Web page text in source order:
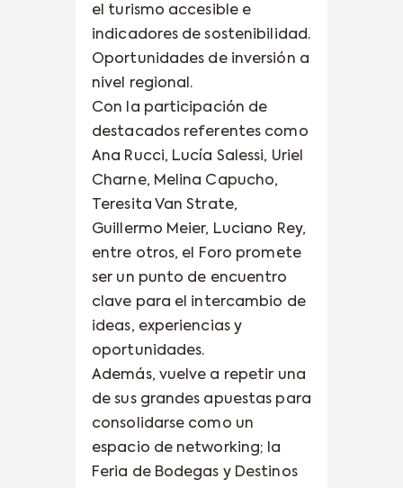
el turismo accesible e
indicadores de sostenibilidad.
Oportunidades de inversión a
nivel regional.
Con la participación de
destacados referentes como
Ana Rucci, Lucía Salessi, Uriel
Charne, Melina Capucho,
Teresita Van Strate,
Guillermo Meier, Luciano Rey,
entre otros, el Foro promete
ser un punto de encuentro
clave para el intercambio de
ideas, experiencias y
oportunidades.
Además, vuelve a repetir una
de sus grandes apuestas para
consolidarse como un
espacio de networking; la
Feria de Bodegas y Destinos